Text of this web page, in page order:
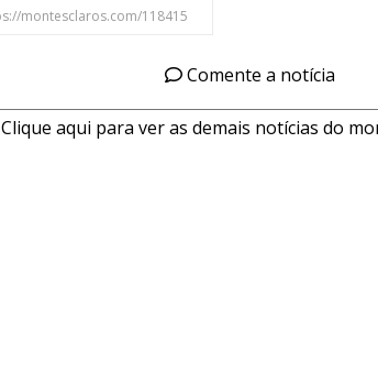
Comente a notícia
Clique aqui para ver as demais notícias do